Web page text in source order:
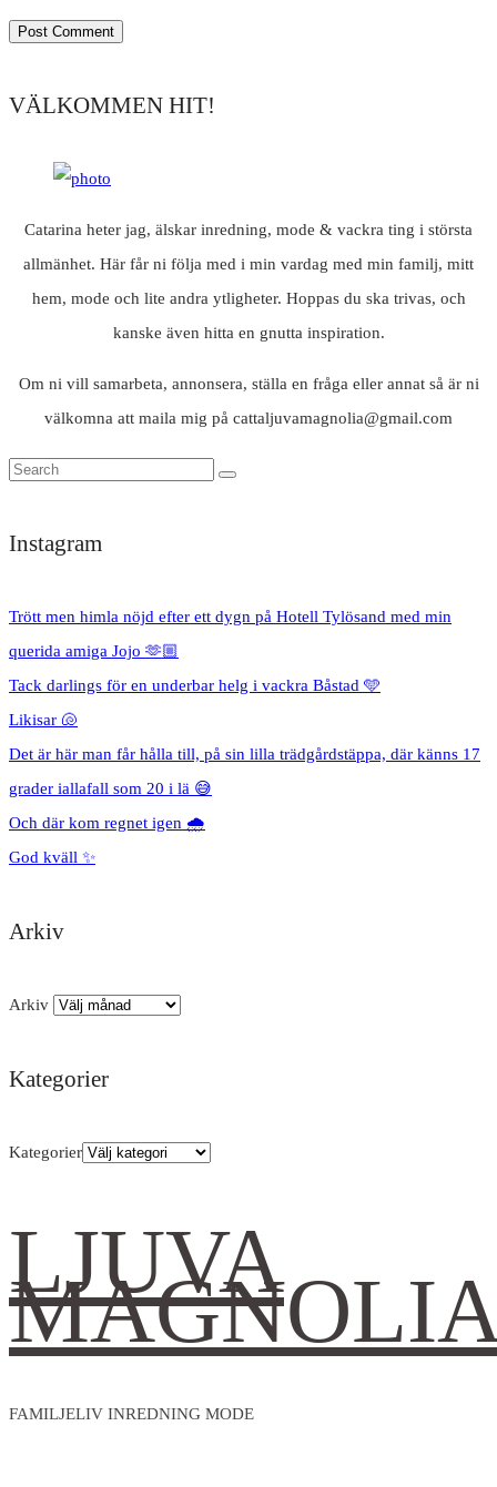
VÄLKOMMEN HIT!
Catarina heter jag, älskar inredning, mode & vackra ting i största
allmänhet. Här får ni följa med i min vardag med min familj, mitt
hem, mode och lite andra ytligheter. Hoppas du ska trivas, och
kanske även hitta en gnutta inspiration.
Om ni vill samarbeta, annonsera, ställa en fråga eller annat så är ni
välkomna att maila mig på cattaljuvamagnolia@gmail.com
Instagram
Trött men himla nöjd efter ett dygn på Hotell Tylösand med min
querida amiga Jojo 🫶🏼
Tack darlings för en underbar helg i vackra Båstad 🩵
Likisar 🐚
Det är här man får hålla till, på sin lilla trädgårdstäppa, där känns 17
grader iallafall som 20 i lä 😅
Och där kom regnet igen 🌧️
God kväll ✨
Arkiv
Arkiv
Kategorier
Kategorier
LJUVA
FAMILJELIV INREDNING MODE